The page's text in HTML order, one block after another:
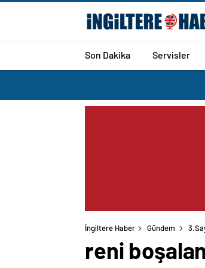
Son Dakika Servisler
İngiltere Haber Gündem
reni